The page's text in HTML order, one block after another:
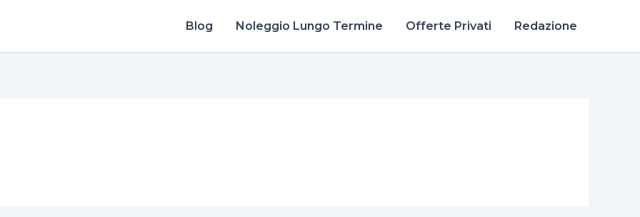
Blog Noleggio Lungo Termine Offerte Privati Redazione